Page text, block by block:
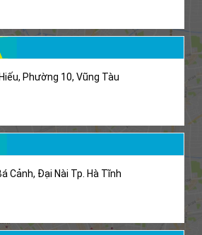
Phường 10, Vũng Tàu
Cảnh, Đại Nài Tp. Hà Tĩnh